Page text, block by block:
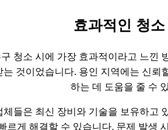
효과적인 청소
청소 시에 가장 효과적이라고 느낀
는 것이었습니다. 용인 지역에는 신뢰
하는 데 도움을 줄 수
체들은 최신 장비와 기술을 보유하고
르게 해결할 수 있습니다. 문제 발생